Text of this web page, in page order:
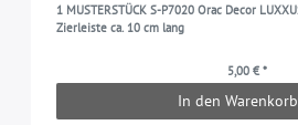
1 MUSTERSTÜCK S-P7020 Orac Decor
Zierleiste ca. 10 cm lang
5,00 € *
In den Warenkorb